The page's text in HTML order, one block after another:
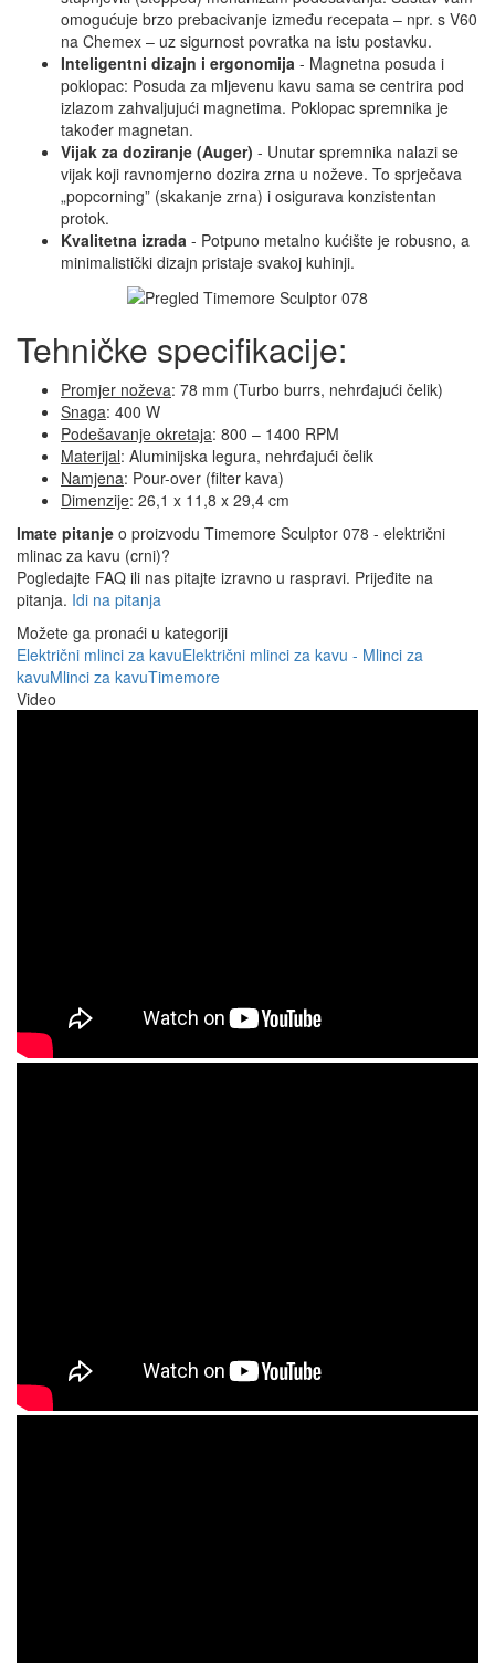
omogućuje brzo prebacivanje između recepata – npr. s V60
na Chemex – uz sigurnost povratka na istu postavku.
Inteligentni dizajn i ergonomija - Magnetna posuda i
poklopac: Posuda za mljevenu kavu sama se centrira pod
izlazom zahvaljujući magnetima. Poklopac spremnika je
također magnetan.
Vijak za doziranje (Auger) - Unutar spremnika nalazi se
vijak koji ravnomjerno dozira zrna u noževe. To sprječava
„popcorning” (skakanje zrna) i osigurava konzistentan
protok.
Kvalitetna izrada - Potpuno metalno kućište je robusno, a
minimalistički dizajn pristaje svakoj kuhinji.
Tehničke specifikacije:
Promjer noževa: 78 mm (Turbo burrs, nehrđajući čelik)
Snaga: 400 W
Podešavanje okretaja: 800 – 1400 RPM
Materijal: Aluminijska legura, nehrđajući čelik
Namjena: Pour-over (filter kava)
Dimenzije: 26,1 x 11,8 x 29,4 cm
Imate pitanje o proizvodu Timemore Sculptor 078 - električni
mlinac za kavu (crni)?
Pogledajte FAQ ili nas pitajte izravno u raspravi. Prijeđite na
pitanja. Idi na pitanja
Možete ga pronaći u kategoriji
Električni mlinci za kavuElektrični mlinci za kavu - Mlinci za
kavuMlinci za kavuTimemore
Video